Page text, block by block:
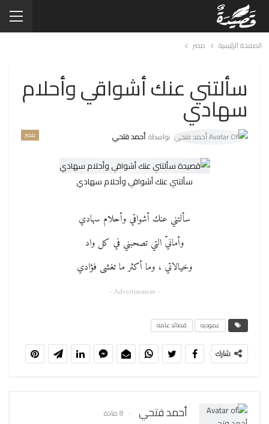
الصفحة الرئيسية مصر
سألتني عنك أشواقي وأحلام
سهادي
مصر بواسطة أحمد فتحي
سألتني عنك أشواقي وأحلام سهادي
سألتني عنك أشواقي وأحلام سهادي
وأمانيّ التي تصحبني في كل واد‏
وخيالاتي ، وما أكثر ما تغشى فؤادي
- Advertisement -
عموديه قصائد عامه
شارك
أحمد فتحي 8 مادة